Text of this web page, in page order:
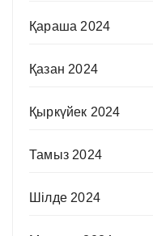
Қараша 2024
Қазан 2024
Қыркүйек 2024
Тамыз 2024
Шілде 2024